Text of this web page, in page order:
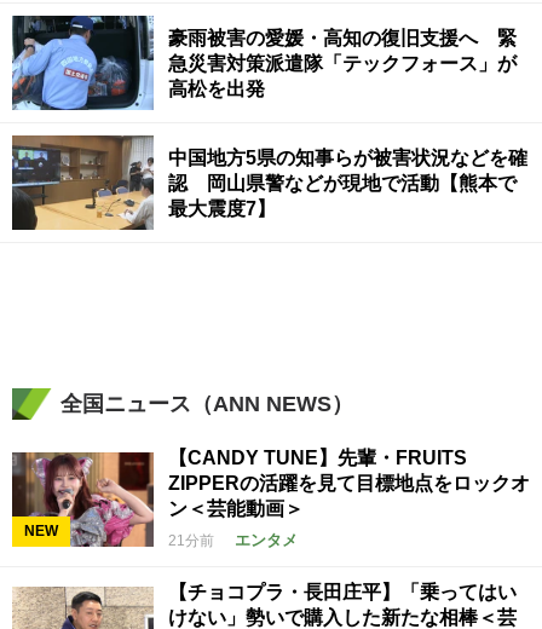
豪雨被害の愛媛・高知の復旧支援へ 緊
急災害対策派遣隊「テックフォース」が
高松を出発
中国地方5県の知事らが被害状況などを確
認 岡山県警などが現地で活動【熊本で
最大震度7】
全国ニュース（ANN NEWS）
NEW
【CANDY TUNE】先輩・FRUITS
ZIPPERの活躍を見て目標地点をロックオ
ン＜芸能動画＞
21分前 エンタメ
【チョコプラ・長田庄平】「乗ってはい
けない」勢いで購入した新たな相棒＜芸